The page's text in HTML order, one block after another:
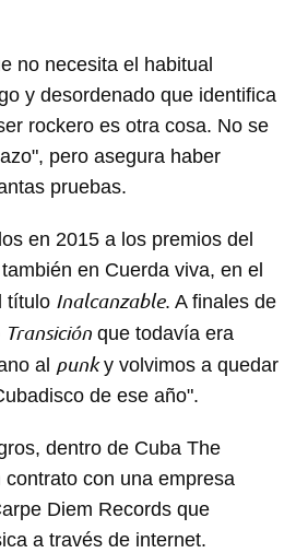
no necesita el habitual
y desordenado que identifica
rockero es otra cosa. No se
pero asegura haber
pruebas.
en 2015 a los premios del
en Cuerda viva, en el
título Inalcanzable. A finales de
Transición que todavía era
al punky volvimos a quedar
de ese año".
dentro de Cuba The
con una empresa
Diem Records que
a través de internet.